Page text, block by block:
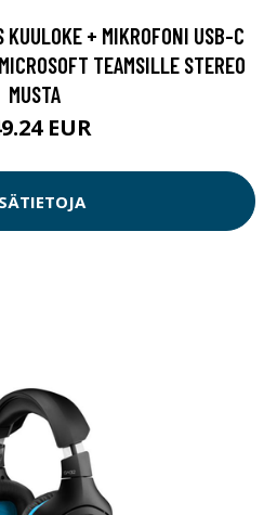
+ MIKROFONI USB-C
TEAMSILLE STEREO
MUSTA
EUR